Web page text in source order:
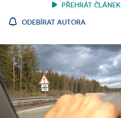
PŘEHRÁT ČLÁNEK
ODEBÍRAT AUTORA